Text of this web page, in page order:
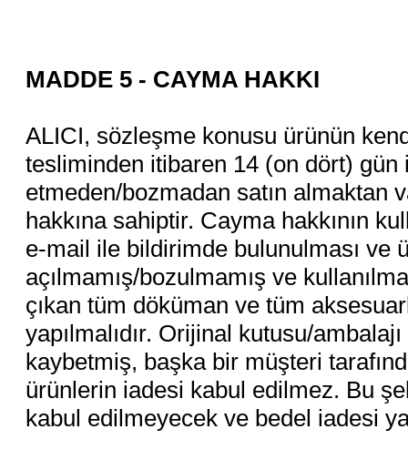
MADDE 5 - CAYMA HAKKI
ALICI, sözleşme konusu ürünün
tesliminden itibaren 14 (on dört)
etmeden/bozmadan satın almaktan
hakkına sahiptir. Cayma hakkının
e-mail ile bildirimde bulunulması ve
açılmamış/bozulmamış ve
çıkan tüm döküman ve tüm
yapılmalıdır. Orijinal kutusu/
kaybetmiş, başka bir müşteri
ürünlerin iadesi kabul edilmez. Bu
kabul edilmeyecek ve bedel iadesi